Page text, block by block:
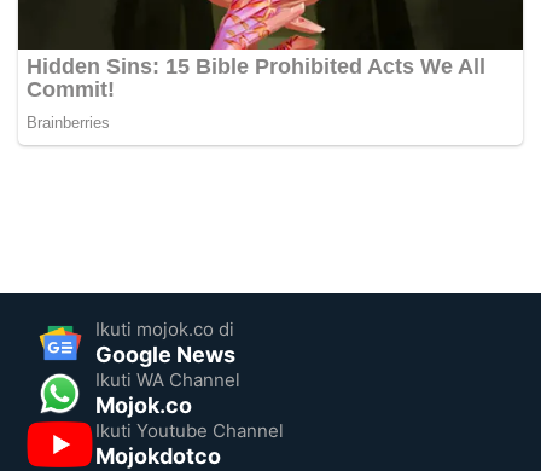
Ikuti mojok.co di
Google News
Ikuti WA Channel
Mojok.co
Ikuti Youtube Channel
Mojokdotco